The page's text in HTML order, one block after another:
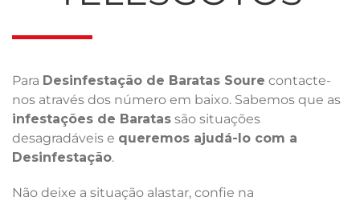
Para Desinfestação de Baratas Soure contacte-
nos através dos número em baixo. Sabemos que as
infestações de Baratas são situações
desagradáveis e queremos ajudá-lo com a
Desinfestação.
Não deixe a situação alastar, confie na